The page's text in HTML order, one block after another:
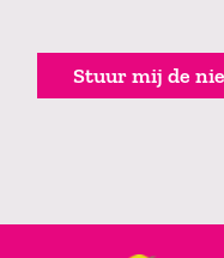
Stuur mij de